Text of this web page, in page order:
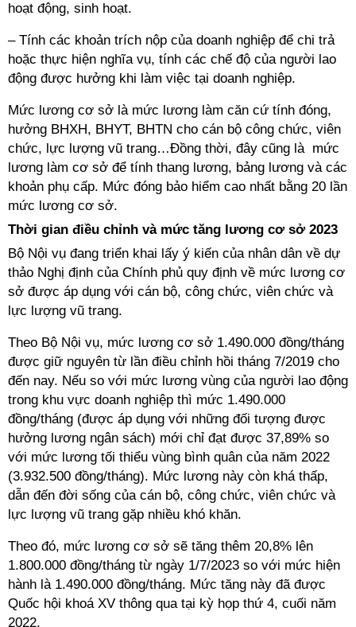
hoạt động, sinh hoạt.
– Tính các khoản trích nộp của doanh nghiệp để chi trả
hoặc thực hiện nghĩa vụ, tính các chế độ của người lao
động được hưởng khi làm việc tại doanh nghiệp.
Mức lương cơ sở là mức lương làm căn cứ tính đóng,
hưởng BHXH, BHYT, BHTN cho cán bộ công chức, viên
chức, lực lượng vũ trang…Đồng thời, đây cũng là mức
lương làm cơ sở để tính thang lương, bảng lương và các
khoản phụ cấp. Mức đóng bảo hiểm cao nhất bằng 20 lần
mức lương cơ sở.
Thời gian điều chỉnh và mức tăng lương cơ sở 2023
Bộ Nội vụ đang triển khai lấy ý kiến của nhân dân về dự
thảo Nghị định của Chính phủ quy định về mức lương cơ
sở được áp dụng với cán bộ, công chức, viên chức và
lực lượng vũ trang.
Theo Bộ Nội vụ, mức lương cơ sở 1.490.000 đồng/tháng
được giữ nguyên từ lần điều chỉnh hồi tháng 7/2019 cho
đến nay. Nếu so với mức lương vùng của người lao động
trong khu vực doanh nghiệp thì mức 1.490.000
đồng/tháng (được áp dụng với những đối tượng được
hưởng lương ngân sách) mới chỉ đạt được 37,89% so
với mức lương tối thiểu vùng bình quân của năm 2022
(3.932.500 đồng/tháng). Mức lương này còn khá thấp,
dẫn đến đời sống của cán bộ, công chức, viên chức và
lực lượng vũ trang gặp nhiều khó khăn.
Theo đó, mức lương cơ sở sẽ tăng thêm 20,8% lên
1.800.000 đồng/tháng từ ngày 1/7/2023 so với mức hiện
hành là 1.490.000 đồng/tháng. Mức tăng này đã được
Quốc hội khoá XV thông qua tại kỳ họp thứ 4, cuối năm
2022.